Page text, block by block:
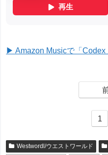
▶ Amazon Musicで「Codex
1
Westwordl/ウエストワールド